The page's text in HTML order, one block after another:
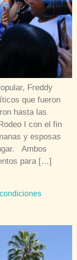
Freddy
que fueron
hasta las
I con el fin
y esposas
Ambos
para […]